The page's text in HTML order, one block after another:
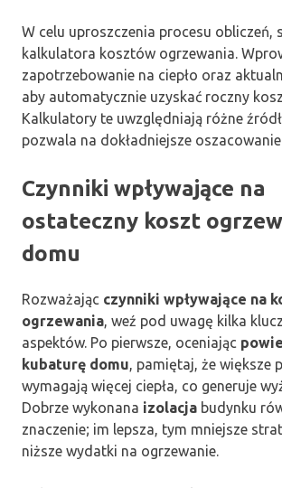
W celu uproszczenia procesu obliczeń,
kalkulatora kosztów ogrzewania.
zapotrzebowanie na ciepło oraz
aby automatycznie uzyskać roczny
Kalkulatory te uwzględniają różne
pozwala na dokładniejsze
Czynniki wpływające na
ostateczny koszt
domu
Rozważając czynniki wpływające na
ogrzewania , weź pod uwagę kilka
aspektów. Po pierwsze, oceniając
kubaturę domu , pamiętaj, że większe
wymagają więcej ciepła, co generuje
Dobrze wykonana izolacja budynku
znaczenie; im lepsza, tym mniejsze
niższe wydatki na ogrzewanie.